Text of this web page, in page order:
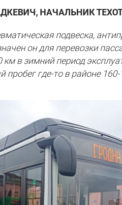
НАЧАЛЬНИК
подвеска,
он для перевозки
км в зимний период
пробег где-то в районе